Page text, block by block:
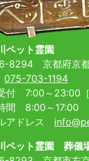
ペット霊園
8294 京都府京
075-703-1194
付 7:00～23:00［
間 8:00～17:00
アドレス
ペット霊園 葬儀